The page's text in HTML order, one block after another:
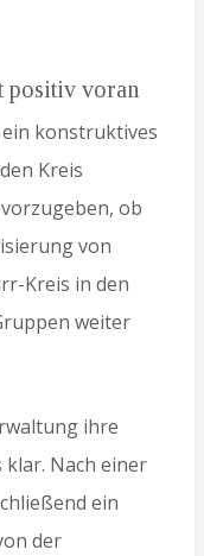
positiv voran
konstruktives
Kreis
ob
von
Kreis in den
weiter
ihre
Nach einer
ein
der